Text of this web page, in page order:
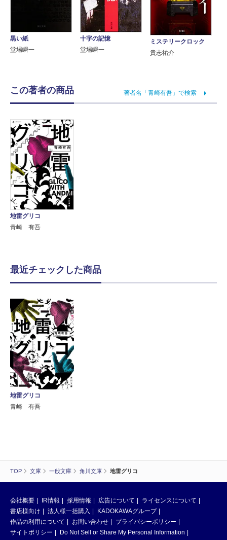
TOP 文庫 一般文庫 角川文庫 地雷グリコ
黒い紙
堂場瞬一
十字の記憶
堂場瞬一
ミステリークロック
貴志祐介
この著者の商品 著者名「青崎有吾」で検索
地雷グリコ
青崎 有吾
最近チェックした商品
地雷グリコ
青崎 有吾
会社概要 IR情報 採用情報 広告について
ライセンスについて
書店様向け
法人様一括購入
KADOKAWAグループ
作品の利用について
お問い合わせ
プライバシーポリシー
サイトポリシー
Do Not Sell or Share My Personal Information